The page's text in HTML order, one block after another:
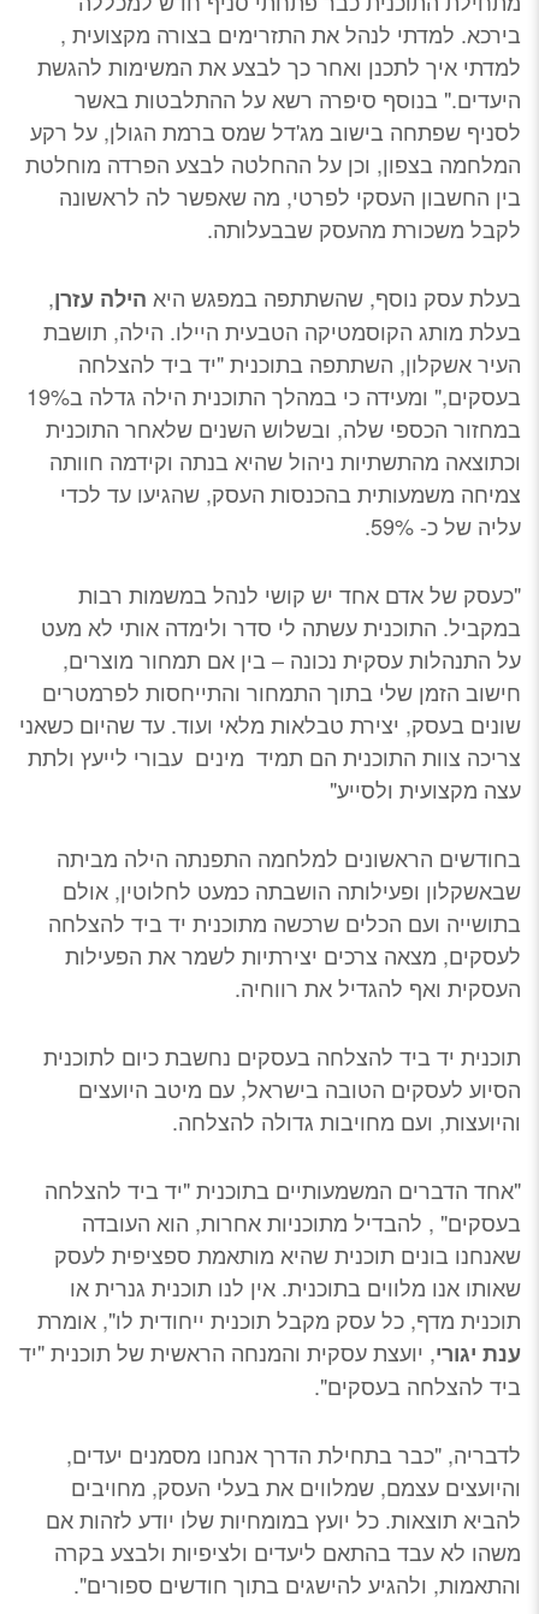
בירכא. למדתי לנהל את התזרימים בצורה מקצועית ,
למדתי איך לתכנן ואחר כך לבצע את המשימות להגשת
היעדים." בנוסף סיפרה רשא על ההתלבטות באשר
לסניף שפתחה בישוב מג'דל שמס ברמת הגולן, על רקע
המלחמה בצפון, וכן על ההחלטה לבצע הפרדה מוחלטת
בין החשבון העסקי לפרטי, מה שאפשר לה לראשונה
לקבל משכורת מהעסק שבבעלותה.
בעלת עסק נוסף, שהשתתפה במפגש היא הילה עזרן,
בעלת מותג הקוסמטיקה הטבעית היילו. הילה, תושבת
העיר אשקלון, השתתפה בתוכנית "יד ביד להצלחה
בעסקים," ומעידה כי במהלך התוכנית הילה גדלה ב19%
במחזור הכספי שלה, ובשלוש השנים שלאחר התוכנית
וכתוצאה מהתשתיות ניהול שהיא בנתה וקידמה חוותה
צמיחה משמעותית בהכנסות העסק, שהגיעו עד לכדי
עליה של כ- 59%.
"כעסק של אדם אחד יש קושי לנהל במשמות רבות
במקביל. התוכנית עשתה לי סדר ולימדה אותי לא מעט
על התנהלות עסקית נכונה – בין אם תמחור מוצרים,
חישוב הזמן שלי בתוך התמחור והתייחסות לפרמטרים
שונים בעסק, יצירת טבלאות מלאי ועוד. עד שהיום כשאני
צריכה צוות התוכנית הם תמיד מינים עבורי לייעץ ולתת
עצה מקצועית ולסייע"
בחודשים הראשונים למלחמה התפנתה הילה מביתה
שבאשקלון ופעילותה הושבתה כמעט לחלוטין, אולם
בתושייה ועם הכלים שרכשה מתוכנית יד ביד להצלחה
לעסקים, מצאה צרכים יצירתיות לשמר את הפעילות
העסקית ואף להגדיל את רווחיה.
תוכנית יד ביד להצלחה בעסקים נחשבת כיום לתוכנית
הסיוע לעסקים הטובה בישראל, עם מיטב היועצים
והיועצות, ועם מחויבות גדולה להצלחה.
"אחד הדברים המשמעותיים בתוכנית "יד ביד להצלחה
בעסקים" , להבדיל מתוכניות אחרות, הוא העובדה
שאנחנו בונים תוכנית שהיא מותאמת ספציפית לעסק
שאותו אנו מלווים בתוכנית. אין לנו תוכנית גנרית או
תוכנית מדף, כל עסק מקבל תוכנית ייחודית לו", אומרת
ענת יגורי, יועצת עסקית והמנחה הראשית של תוכנית "יד
ביד להצלחה בעסקים".
לדבריה, "כבר בתחילת הדרך אנחנו מסמנים יעדים,
והיועצים עצמם, שמלווים את בעלי העסק, מחויבים
להביא תוצאות. כל יועץ במומחיות שלו יודע לזהות אם
משהו לא עבד בהתאם ליעדים ולציפיות ולבצע בקרה
והתאמות, ולהגיע להישגים בתוך חודשים ספורים".